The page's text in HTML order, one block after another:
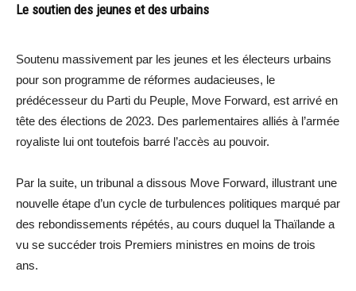
Le soutien des jeunes et des urbains
Soutenu massivement par les jeunes et les électeurs urbains
pour son programme de réformes audacieuses, le
prédécesseur du Parti du Peuple, Move Forward, est arrivé en
tête des élections de 2023. Des parlementaires alliés à l’armée
royaliste lui ont toutefois barré l’accès au pouvoir.
Par la suite, un tribunal a dissous Move Forward, illustrant une
nouvelle étape d’un cycle de turbulences politiques marqué par
des rebondissements répétés, au cours duquel la Thaïlande a
vu se succéder trois Premiers ministres en moins de trois
ans.